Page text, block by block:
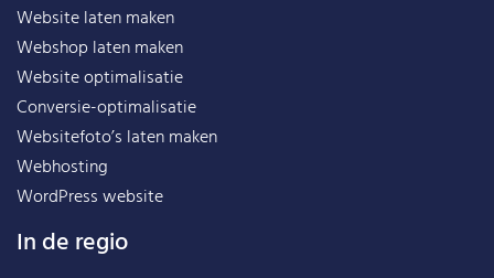
Website laten maken
Webshop laten maken
Website optimalisatie
Conversie-optimalisatie
Websitefoto’s laten maken
Webhosting
WordPress website
In de regio